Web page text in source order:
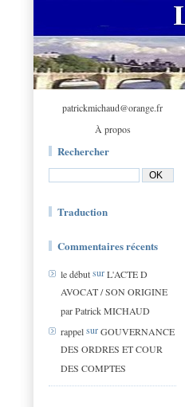
patrickmichaud@orange.fr
À propos
Rechercher
Traduction
Commentaires récents
le débutsurL'ACTE D
AVOCAT / SON ORIGINE
par Patrick MICHAUD
rappelsurGOUVERNANCE
DES ORDRES ET COUR
DES COMPTES